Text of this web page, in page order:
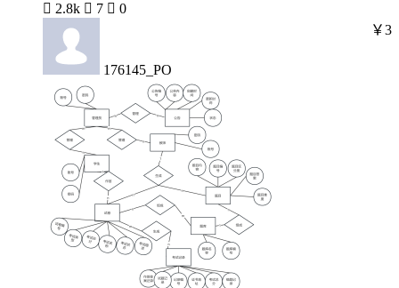
 2.8k  7  0
176145_PO
￥3